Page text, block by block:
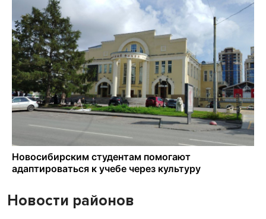
Новости районов